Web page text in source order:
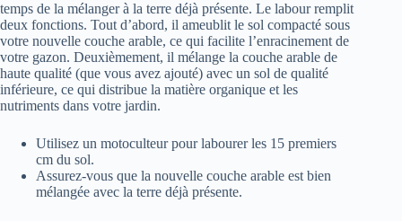
temps de la mélanger à la terre déjà présente. Le labour remplit
deux fonctions. Tout d’abord, il ameublit le sol compacté sous
votre nouvelle couche arable, ce qui facilite l’enracinement de
votre gazon. Deuxièmement, il mélange la couche arable de
haute qualité (que vous avez ajouté) avec un sol de qualité
inférieure, ce qui distribue la matière organique et les
nutriments dans votre jardin.
Utilisez un motoculteur pour labourer les 15 premiers
cm du sol.
Assurez-vous que la nouvelle couche arable est bien
mélangée avec la terre déjà présente.